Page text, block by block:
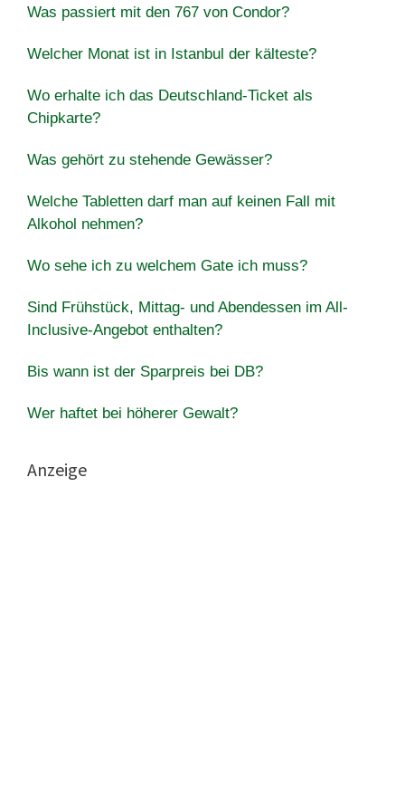
Was passiert mit den 767 von Condor?
Welcher Monat ist in Istanbul der kälteste?
Wo erhalte ich das Deutschland-Ticket als
Chipkarte?
Was gehört zu stehende Gewässer?
Welche Tabletten darf man auf keinen Fall mit
Alkohol nehmen?
Wo sehe ich zu welchem Gate ich muss?
Sind Frühstück, Mittag- und Abendessen im All-
Inclusive-Angebot enthalten?
Bis wann ist der Sparpreis bei DB?
Wer haftet bei höherer Gewalt?
Anzeige